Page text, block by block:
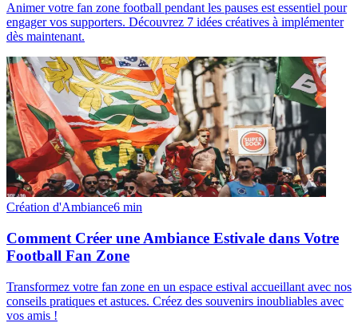
Animer votre fan zone football pendant les pauses est essentiel pour
engager vos supporters. Découvrez 7 idées créatives à implémenter
dès maintenant.
Création d'Ambiance6 min
Comment Créer une Ambiance Estivale dans Votre
Football Fan Zone
Transformez votre fan zone en un espace estival accueillant avec nos
conseils pratiques et astuces. Créez des souvenirs inoubliables avec
vos amis !